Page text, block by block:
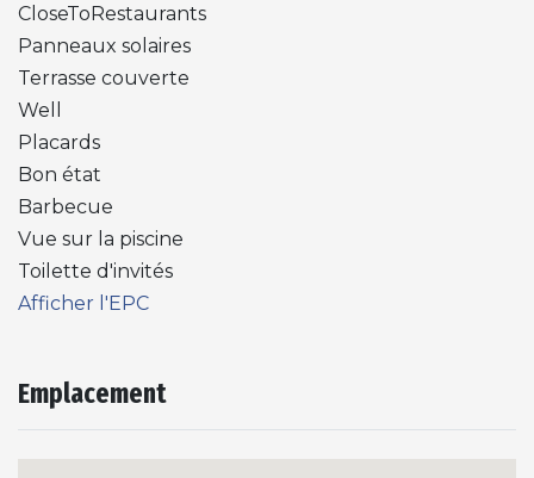
CloseToRestaurants
Panneaux solaires
Terrasse couverte
Well
Placards
Bon état
Barbecue
Vue sur la piscine
Toilette d'invités
Afficher l'EPC
Emplacement